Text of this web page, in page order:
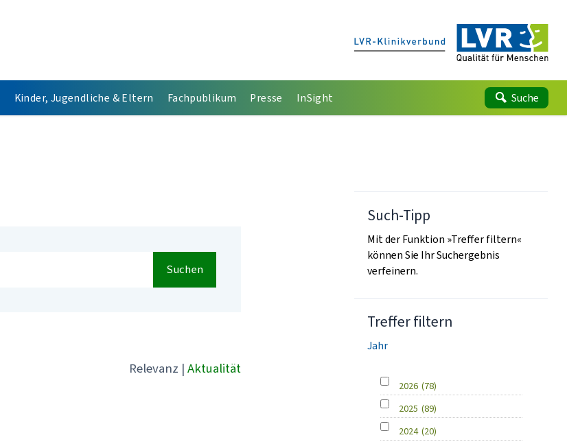
Kinder, Jugendliche & Eltern Fachpublikum Presse InSight Suche
Suchen
Relevanz | Aktualität
Such-Tipp
Mit der Funktion »Treffer filtern«
können Sie Ihr Suchergebnis
verfeinern.
Treffer filtern
Jahr
2026 (78)
2025 (89)
2024 (20)